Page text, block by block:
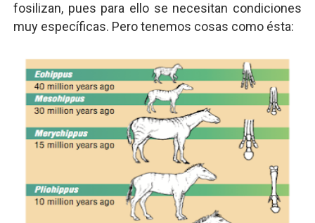
fosilizan, pues para ello se necesitan condiciones
muy específicas. Pero tenemos cosas como ésta: